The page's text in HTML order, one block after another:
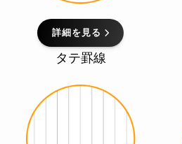
詳細を見る
タテ罫線